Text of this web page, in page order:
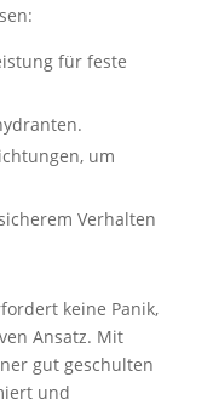
für feste
um
Verhalten
keine Panik,
Ansatz. Mit
gut geschulten
und